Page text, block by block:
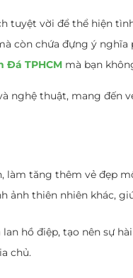
tuyệt vời để thể hiện
còn chứa đựng ý nghĩa
Đá TPHCM mà bạn
nghệ thuật, mang đến
làm tăng thêm vẻ đẹp
ảnh thiên nhiên khác,
hồ điệp, tạo nên sự
chủ.